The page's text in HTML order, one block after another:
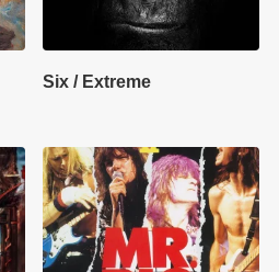
Six / Extreme